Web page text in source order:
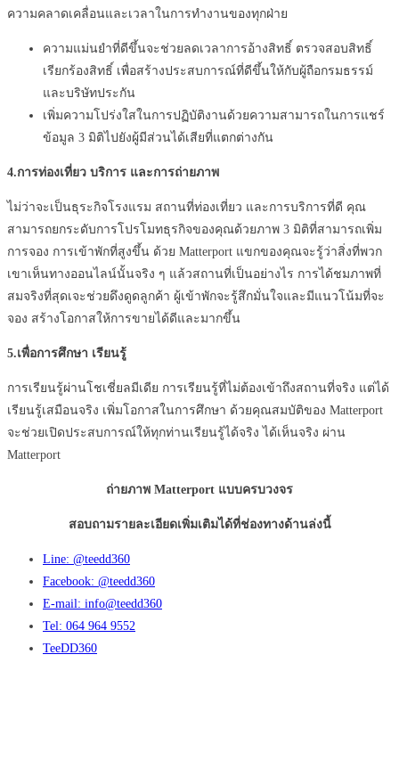
ความคลาดเคลื่อนและเวลาในการทำงานของทุกฝ่าย
ความแม่นยำที่ดีขึ้นจะช่วยลดเวลาการอ้างสิทธิ์ ตรวจสอบสิทธิ์
เรียกร้องสิทธิ์ เพื่อสร้างประสบการณ์ที่ดีขึ้นให้กับผู้ถือกรมธรรม์
และบริษัทประกัน
เพิ่มความโปร่งใสในการปฏิบัติงานด้วยความสามารถในการแชร์
ข้อมูล 3 มิติไปยังผู้มีส่วนได้เสียที่แตกต่างกัน
4.การท่องเที่ยว บริการ และการถ่ายภาพ
ไม่ว่าจะเป็นธุระกิจโรงแรม สถานที่ท่องเที่ยว และการบริการที่ดี คุณ
สามารถยกระดับการโปรโมทธุรกิจของคุณด้วยภาพ 3 มิติที่สามารถเพิ่ม
การจอง การเข้าพักที่สูงขึ้น ด้วย Matterport แขกของคุณจะรู้ว่าสิ่งที่พวก
เขาเห็นทางออนไลน์นั้นจริง ๆ แล้วสถานที่เป็นอย่างไร การได้ชมภาพที่
สมจริงที่สุดเจะช่วยดึงดูดลูกค้า ผู้เข้าพักจะรู้สึกมั่นใจและมีแนวโน้มที่จะ
จอง สร้างโอกาสให้การขายได้ดีและมากขึ้น
5.เพื่อการศึกษา เรียนรู้
การเรียนรู้ผ่านโชเชี่ยลมีเดีย การเรียนรู้ที่ไม่ต้องเข้าถึงสถานที่จริง แต่ได้
เรียนรู้เสมือนจริง เพิ่มโอกาสในการศึกษา ด้วยคุณสมบัติของ Matterport
จะช่วยเปิดประสบการณ์ให้ทุกท่านเรียนรู้ได้จริง ได้เห็นจริง ผ่าน
Matterport
ถ่ายภาพ Matterport แบบครบวงจร
สอบถามรายละเอียดเพิ่มเติมได้ที่ช่องทางด้านล่งนี้
Line: @teedd360
Facebook: @teedd360
E-mail: info@teedd360
Tel: 064 964 9552
TeeDD360